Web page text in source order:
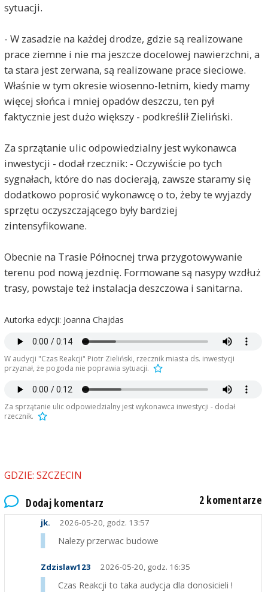
sytuacji.
- W zasadzie na każdej drodze, gdzie są realizowane
prace ziemne i nie ma jeszcze docelowej nawierzchni, a
ta stara jest zerwana, są realizowane prace sieciowe.
Właśnie w tym okresie wiosenno-letnim, kiedy mamy
więcej słońca i mniej opadów deszczu, ten pył
faktycznie jest dużo większy - podkreślił Zieliński.
Za sprzątanie ulic odpowiedzialny jest wykonawca
inwestycji - dodał rzecznik: - Oczywiście po tych
sygnałach, które do nas docierają, zawsze staramy się
dodatkowo poprosić wykonawcę o to, żeby te wyjazdy
sprzętu oczyszczającego były bardziej
zintensyfikowane.
Obecnie na Trasie Północnej trwa przygotowywanie
terenu pod nową jezdnię. Formowane są nasypy wzdłuż
trasy, powstaje też instalacja deszczowa i sanitarna.
Autorka edycji: Joanna Chajdas
W audycji "Czas Reakcji" Piotr Zieliński, rzecznik miasta ds. inwestycji
przyznał, że pogoda nie poprawia sytuacji.
Za sprzątanie ulic odpowiedzialny jest wykonawca inwestycji - dodał
rzecznik.
GDZIE: SZCZECIN
Dodaj komentarz 2 komentarze
jk. 2026-05-20, godz. 13:57
Nalezy przerwac budowe
Zdzislaw123 2026-05-20, godz. 16:35
Czas Reakcji to taka audycja dla donosicieli !